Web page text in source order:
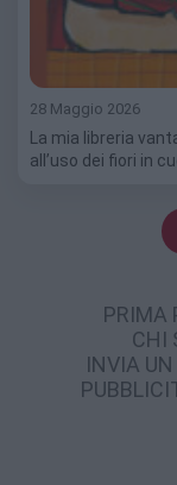
28 Maggio 2026
La mia libreria
all’uso dei fiori in
PRIMA
CHI
INVIA